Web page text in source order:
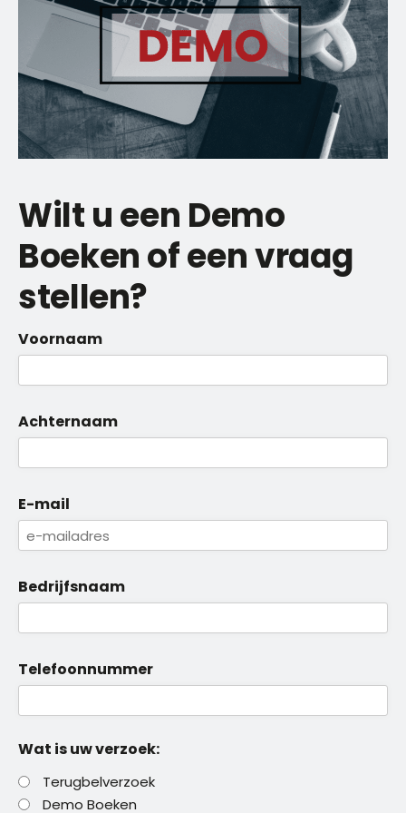
Wilt u een Demo
Boeken of een vraag
stellen?
Voornaam
Achternaam
E-mail
Bedrijfsnaam
Telefoonnummer
Wat is uw verzoek:
Terugbelverzoek
Demo Boeken